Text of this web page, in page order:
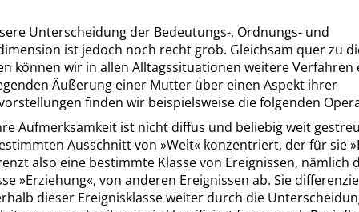
Unterscheidung der Bedeutungs-, Ordnungs- und
ist jedoch noch recht grob. Gleichsam quer zu
können wir in allen Alltagssituationen weitere
Äußerung einer Mutter über einen Aspekt ihrer
finden wir beispielsweise die folgenden
Aufmerksamkeit ist nicht diffus und beliebig weit
Ausschnitt von »Welt« konzentriert, der für sie»
also eine bestimmte Klasse von Ereignissen, nämlich
»Erziehung«, von anderen Ereignissen ab. Sie
dieser Ereignisklasse weiter durch die